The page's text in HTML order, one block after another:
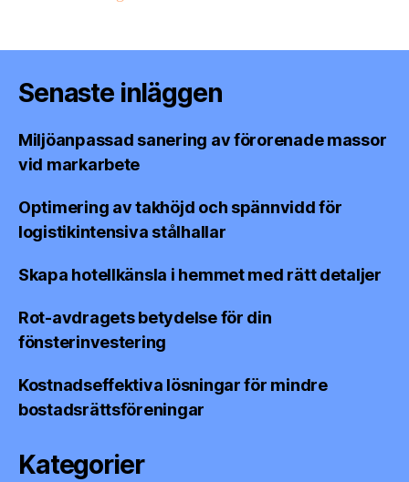
Senaste inläggen
Miljöanpassad sanering av förorenade massor
vid markarbete
Optimering av takhöjd och spännvidd för
logistikintensiva stålhallar
Skapa hotellkänsla i hemmet med rätt detaljer
Rot-avdragets betydelse för din
fönsterinvestering
Kostnadseffektiva lösningar för mindre
bostadsrättsföreningar
Kategorier